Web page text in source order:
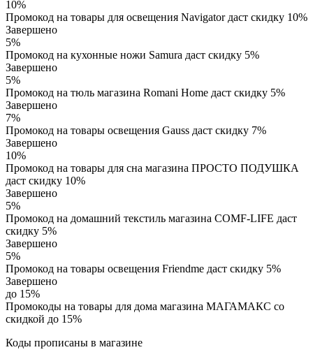
10%
Промокод на товары для освещения Navigator даст скидку 10%
Завершено
5%
Промокод на кухонные ножи Samura даст скидку 5%
Завершено
5%
Промокод на тюль магазина Romani Home даст скидку 5%
Завершено
7%
Промокод на товары освещения Gauss даст скидку 7%
Завершено
10%
Промокод на товары для сна магазина ПРОСТО ПОДУШКА
даст скидку 10%
Завершено
5%
Промокод на домашний текстиль магазина COMF-LIFE даст
скидку 5%
Завершено
5%
Промокод на товары освещения Friendme даст скидку 5%
Завершено
до 15%
Промокоды на товары для дома магазина МАГАМАКС со
скидкой до 15%
Коды прописаны в магазине